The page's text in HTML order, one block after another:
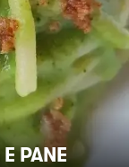
PANE